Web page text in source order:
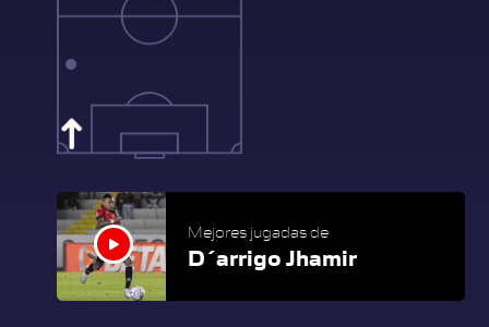
Mejores jugadas de
D´arrigo Jhamir